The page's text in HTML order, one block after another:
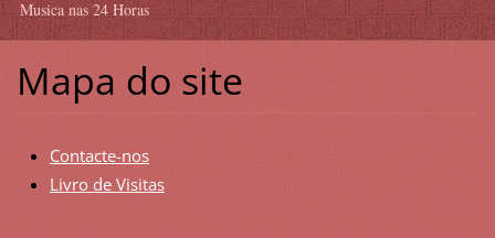
Musica nas 24 Horas
Mapa do site
Contacte-nos
Livro de Visitas